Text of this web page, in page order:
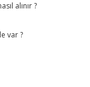
alınır ?
var ?